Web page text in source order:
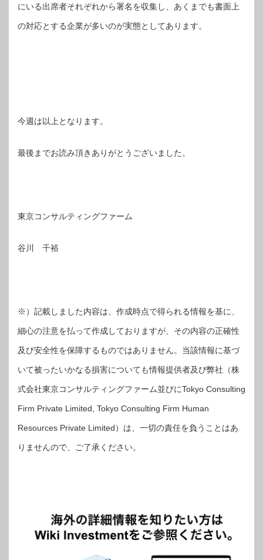
にいる出席者それぞれから署名を収集し、あくまでも書面上
の対応とする企業が多いのが実態としてあります。
今週は以上となります。
最後までお読み頂きありがとうございました。
東京コンサルティングファーム
谷川 千裕
※）記載しました内容は、作成時点で得られる情報を基に、
細心の注意を払って作成しておりますが、その内容の正確性
及び安全性を保障するものではありません。当該情報に基づ
いて被ったいかなる損害についても情報提供者及び弊社（株
式会社東京コンサルティングファーム並びにTokyo Consulting
Firm Private Limited, Tokyo Consulting Firm Human
Resources Private Limited）は、一切の責任を負うことはあ
りませんので、ご了承ください。